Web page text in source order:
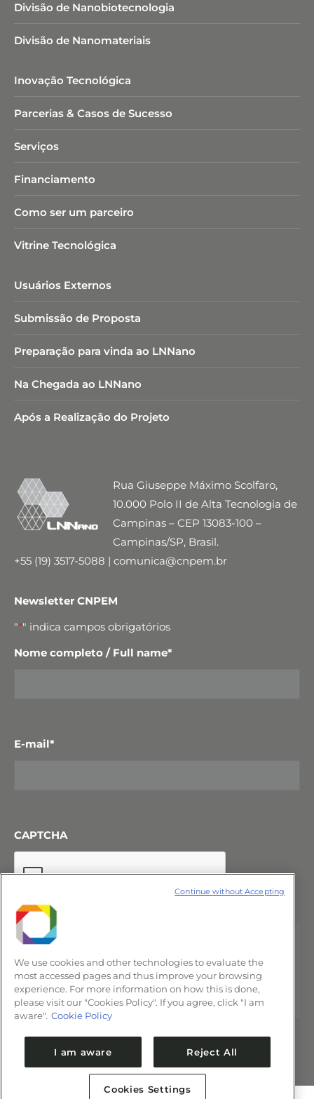
Divisão de Nanobiotecnologia​
Divisão de Nanomateriais
Inovação Tecnológica
Parcerias & Casos de Sucesso
Serviços
Financiamento
Como ser um parceiro
Vitrine Tecnológica
Usuários Externos
Submissão de Proposta
Preparação para vinda ao LNNano
Na Chegada ao LNNano
Após a Realização do Projeto
Rua Giuseppe Máximo Scolfaro,
10.000 Polo II de Alta Tecnologia de
Campinas – CEP 13083-100 –
Campinas/SP, Brasil.
+55 (19) 3517-5088 | comunica@cnpem.br
Newsletter CNPEM
"*" indica campos obrigatórios
Nome completo / Full name*
E-mail*
CAPTCHA
We use cookies and other technologies to evaluate the
most accessed pages and thus improve your browsing
experience. For more information on how this is done,
please visit our "Cookies Policy". If you agree, click "I am
aware". Cookie Policy
I am aware Reject All
Cookies Settings
Continue without Accepting